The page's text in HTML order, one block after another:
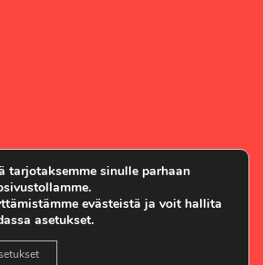
tarjotaksemme sinulle parhaan
evästeistä ja voit hallita
asetukset.